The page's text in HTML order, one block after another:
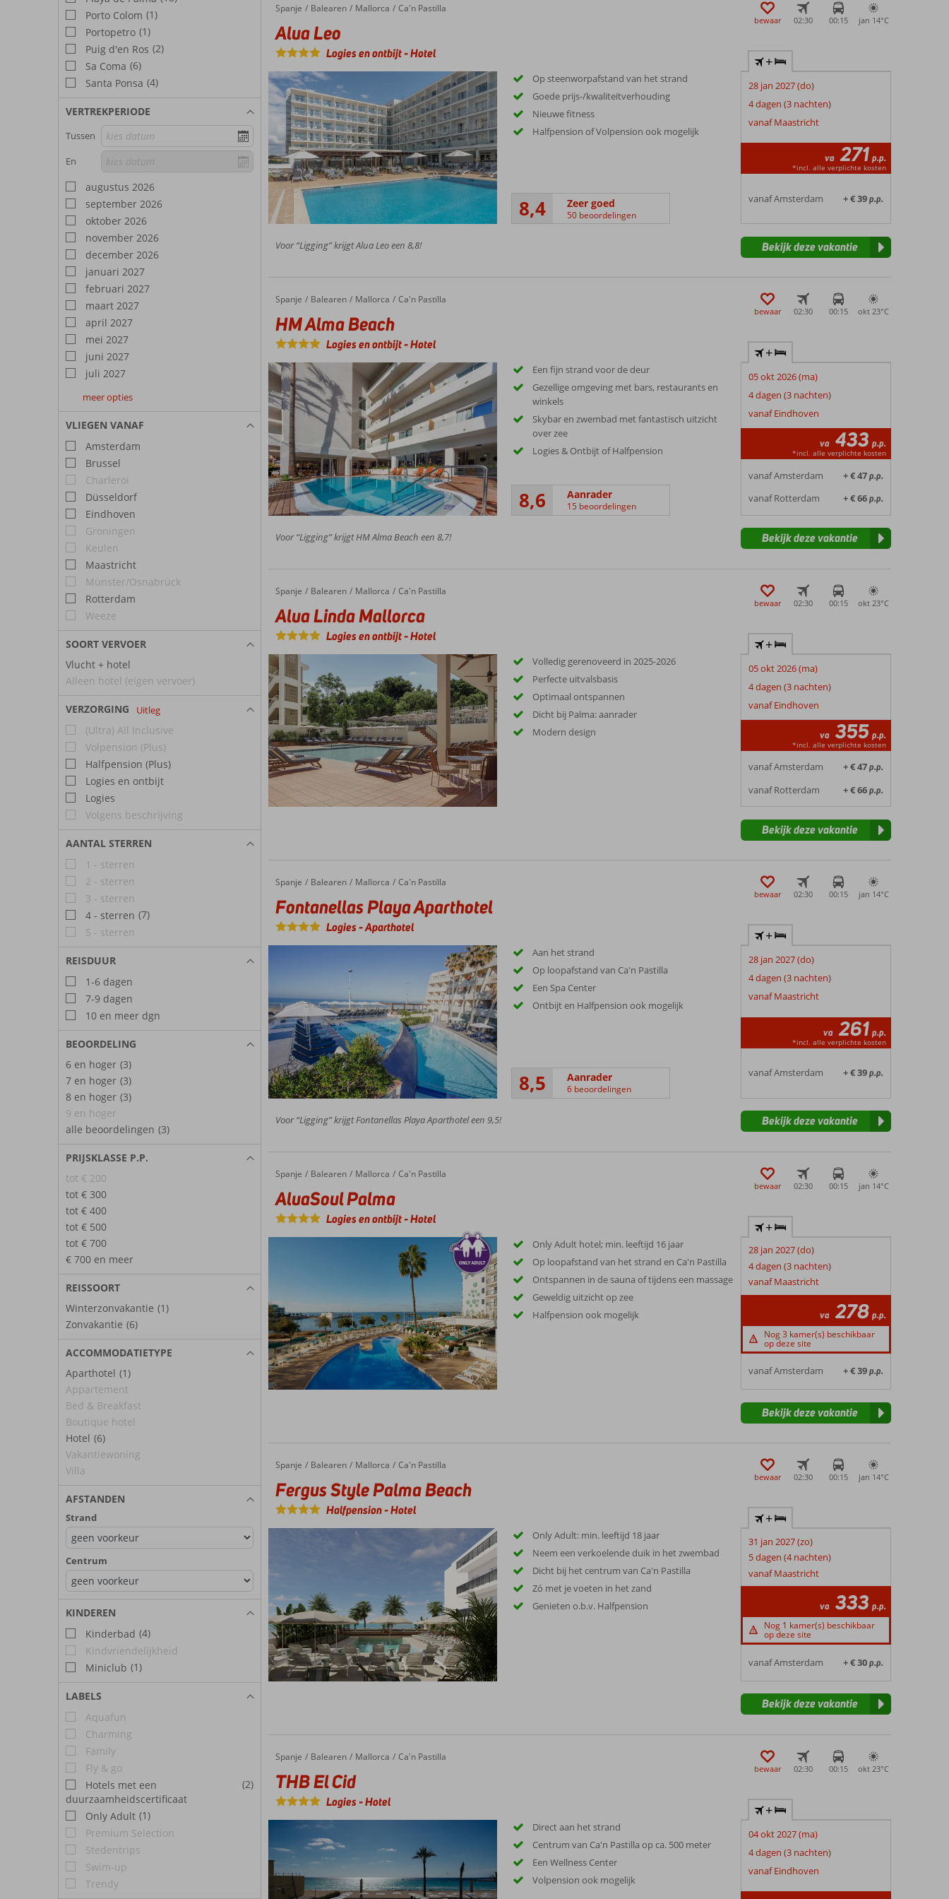
Porto Colom (1)
Portopetro (1)
Puig d'en Ros (2)
Sa Coma (6)
Santa Ponsa (4)
VERTREKPERIODE
Tussen
En
augustus 2026
september 2026
oktober 2026
november 2026
december 2026
januari 2027
februari 2027
maart 2027
april 2027
mei 2027
juni 2027
juli 2027
augustus
2027
september
2027
oktober
2027
meer opties
VLIEGEN VANAF
Amsterdam
Brussel
Charleroi
Düsseldorf
Eindhoven
Groningen
Keulen
Maastricht
Münster/Osnabrück
Rotterdam
Weeze
SOORT VERVOER
Vlucht + hotel
Alleen hotel (eigen vervoer)
VERZORGING Uitleg
(Ultra) All Inclusive
Volpension (Plus)
Halfpension (Plus)
Logies en ontbijt
Logies
Volgens beschrijving
AANTAL STERREN
1 - sterren
2 - sterren
3 - sterren
4 - sterren (7)
5 - sterren
REISDUUR
1-6 dagen
7-9 dagen
10 en meer dgn
BEOORDELING
6 en hoger (3)
7 en hoger (3)
8 en hoger (3)
9 en hoger
alle beoordelingen (3)
PRIJSKLASSE P.P.
tot € 200
tot € 300
tot € 400
tot € 500
tot € 700
€ 700 en meer
REISSOORT
Winterzonvakantie (1)
Zonvakantie (6)
ACCOMMODATIETYPE
Aparthotel (1)
Appartement
Bed & Breakfast
Boutique hotel
Hotel (6)
Vakantiewoning
Villa
AFSTANDEN
Strand
Centrum
KINDEREN
Kinderbad (4)
Kindvriendelijkheid
Miniclub (1)
LABELS
Aquafun
Charming
Family
Fly & go
Hotels met een
duurzaamheidscertificaat
(2)
Only Adult (1)
Premium Selection
Stedentrips
Swim-up
Trendy
Home
Spanje Balearen Mallorca Ca'n Pastilla
Alua Leo
Alua Leo
Logies en ontbijt-Hotel
bewaar 02:30 00:15 jan 14°C
Op steenworpafstand van het strand
Goede prijs-/kwaliteitverhouding
Nieuwe fitness
Halfpension of Volpension ook mogelijk
8,4 Zeer goed
50 beoordelingen
+
28 jan 2027 (do)
4 dagen (3 nachten)
vanaf Maastricht
va 271 p.p.
*incl. alle verplichte kosten
vanaf Amsterdam + € 39p.p.
Voor “Ligging” krijgt Alua Leo een 8,8! Bekijk deze vakantie
Home
Spanje Balearen Mallorca Ca'n Pastilla
HM Alma Beach
HM Alma Beach
Logies en ontbijt-Hotel
bewaar 02:30 00:15 okt 23°C
Een fijn strand voor de deur
Gezellige omgeving met bars, restaurants en
winkels
Skybar en zwembad met fantastisch uitzicht
over zee
Logies & Ontbijt of Halfpension
8,6 Aanrader
15 beoordelingen
+
05 okt 2026 (ma)
4 dagen (3 nachten)
vanaf Eindhoven
va 433 p.p.
*incl. alle verplichte kosten
vanaf Amsterdam + € 47p.p.
vanaf Rotterdam + € 66p.p.
Voor “Ligging” krijgt HM Alma Beach een 8,7! Bekijk deze vakantie
Home
Spanje Balearen Mallorca Ca'n Pastilla
Alua Linda Mallorca
Alua Linda Mallorca
Logies en ontbijt-Hotel
bewaar 02:30 00:15 okt 23°C
Volledig gerenoveerd in 2025-2026
Perfecte uitvalsbasis
Optimaal ontspannen
Dicht bij Palma: aanrader
Modern design
+
05 okt 2026 (ma)
4 dagen (3 nachten)
vanaf Eindhoven
va 355 p.p.
*incl. alle verplichte kosten
vanaf Amsterdam + € 47p.p.
vanaf Rotterdam + € 66p.p.
Bekijk deze vakantie
Home
Spanje Balearen Mallorca Ca'n Pastilla
Fontanellas Playa Aparthotel
Fontanellas Playa Aparthotel
Logies-Aparthotel
bewaar 02:30 00:15 jan 14°C
Aan het strand
Op loopafstand van Ca'n Pastilla
Een Spa Center
Ontbijt en Halfpension ook mogelijk
8,5 Aanrader
6 beoordelingen
+
28 jan 2027 (do)
4 dagen (3 nachten)
vanaf Maastricht
va 261 p.p.
*incl. alle verplichte kosten
vanaf Amsterdam + € 39p.p.
Voor “Ligging” krijgt Fontanellas Playa Aparthotel een 9,5! Bekijk deze vakantie
Home
Spanje Balearen Mallorca Ca'n Pastilla
AluaSoul Palma
AluaSoul Palma
Logies en ontbijt-Hotel
bewaar 02:30 00:15 jan 14°C
Only Adult hotel; min. leeftijd 16 jaar
Op loopafstand van het strand en Ca'n Pastilla
Ontspannen in de sauna of tijdens een massage
Geweldig uitzicht op zee
Halfpension ook mogelijk
+
28 jan 2027 (do)
4 dagen (3 nachten)
vanaf Maastricht
va 278 p.p.
Nog 3 kamer(s) beschikbaar
op deze site
vanaf Amsterdam + € 39p.p.
Bekijk deze vakantie
Home
Spanje Balearen Mallorca Ca'n Pastilla
Fergus Style Palma Beach
Fergus Style Palma Beach
Halfpension-Hotel
bewaar 02:30 00:15 jan 14°C
Only Adult: min. leeftijd 18 jaar
Neem een verkoelende duik in het zwembad
Dicht bij het centrum van Ca'n Pastilla
Zó met je voeten in het zand
Genieten o.b.v. Halfpension
+
31 jan 2027 (zo)
5 dagen (4 nachten)
vanaf Maastricht
va 333 p.p.
Nog 1 kamer(s) beschikbaar
op deze site
vanaf Amsterdam + € 30p.p.
Bekijk deze vakantie
Home
Spanje Balearen Mallorca Ca'n Pastilla
THB El Cid
THB El Cid
Logies-Hotel
bewaar 02:30 00:15 okt 23°C
Direct aan het strand
Centrum van Ca'n Pastilla op ca. 500 meter
Een Wellness Center
Volpension ook mogelijk
+
04 okt 2027 (ma)
4 dagen (3 nachten)
vanaf Eindhoven